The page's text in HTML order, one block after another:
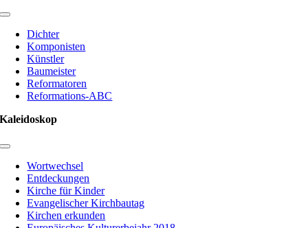
Toggle
Navigation
Dichter
Komponisten
Künstler
Baumeister
Reformatoren
Reformations-ABC
Kaleidoskop
Toggle
NavigationWortwechsel
Entdeckungen
Kirche für Kinder
Evangelischer Kirchbautag
Kirchen erkunden